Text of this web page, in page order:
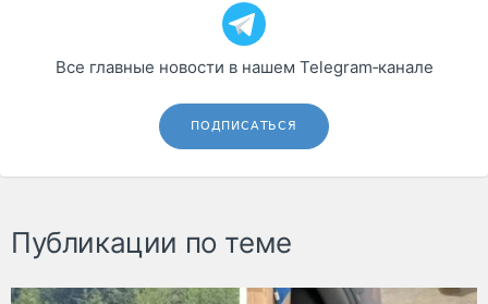
Все главные новости в нашем Telegram‑канале
ПОДПИСАТЬСЯ
Публикации по теме